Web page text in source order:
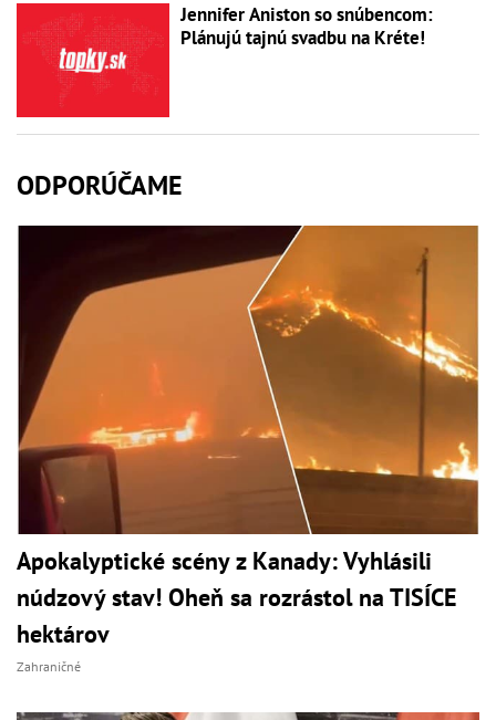
Jennifer Aniston so snúbencom:
Plánujú tajnú svadbu na Kréte!
ODPORÚČAME
Apokalyptické scény z Kanady: Vyhlásili
núdzový stav! Oheň sa rozrástol na TISÍCE
hektárov
Zahraničné